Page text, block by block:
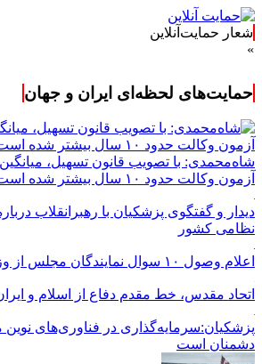
شعار حمایت‌آنلاین
حمایت‌های لحظه‌ای ایران و جهان
شاه‌محمدی: با تصویب قانون تسهیل،
آزمون وکالت حدود ۱۰ سال بیشتر شده است
دیدار و گفتگوی پزشکیان با رهبرانقلاب
نظامی کشور
اعلام وصول ۱۰ سوال نمایندگان مجلس از وزرا
اتحاد مقدس، خط مقدم دفاع از اسلام و
پزشکیان:سرمایه‌گذاری در فناوری‌های نوین
دشمنان است